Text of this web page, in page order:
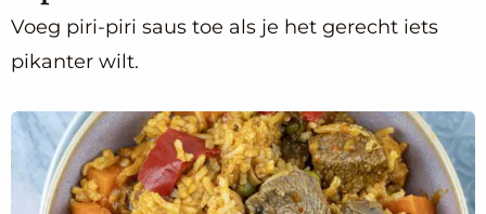
Voeg piri-piri saus toe als je het gerecht iets
pikanter wilt.